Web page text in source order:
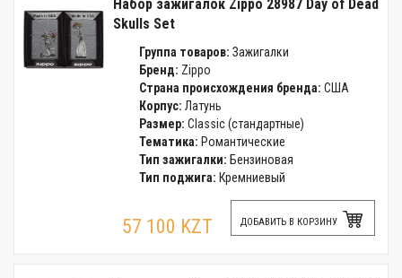
Набор зажигалок Zippo 28987 Day of Dead
Skulls Set
Группа товаров: Зажигалки
Бренд: Zippo
Страна происхождения бренда: США
Корпус: Латунь
Размер: Classic (стандартные)
Тематика: Романтические
Тип зажигалки: Бензиновая
Тип поджига: Кремниевый
57 100 KZT ДОБАВИТЬ В КОРЗИНУ